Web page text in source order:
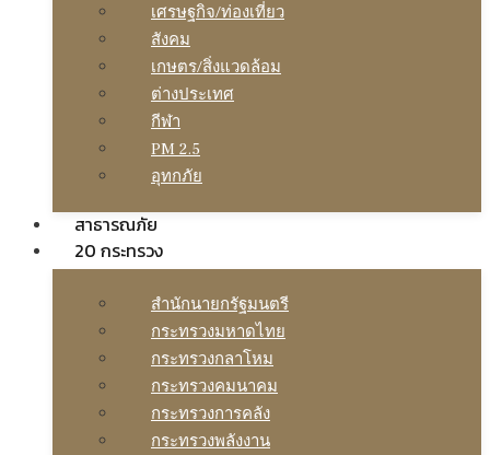
เศรษฐกิจ/ท่องเที่ยว
สังคม
เกษตร/สิ่งแวดล้อม
ต่างประเทศ
กีฬา
PM 2.5
อุทกภัย
สาธารณภัย
20 กระทรวง
สํานักนายกรัฐมนตรี
กระทรวงมหาดไทย
กระทรวงกลาโหม
กระทรวงคมนาคม
กระทรวงการคลัง
กระทรวงพลังงาน